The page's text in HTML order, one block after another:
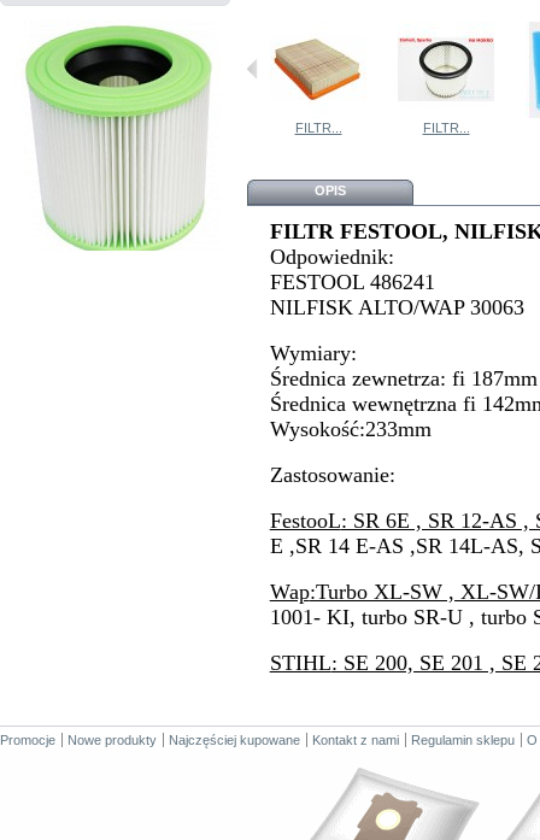
ZESTAW... FILTR... FILTR...
OPIS
FILTR FESTOOL,
Odpowiednik:
FESTOOL 486241
NILFISK ALTO/WAP 30063
Wymiary:
Średnica zewnetrza: fi
Średnica wewnętrzna fi
Wysokość:233mm
Zastosowanie:
FestooL: SR 6E , SR 12-AS
E ,SR 14 E-AS ,SR 14L-AS,
Wap:Turbo XL-SW , XL-
1001- KI, turbo SR-U , turbo
STIHL: SE 200, SE 201 , SE
Promocje Nowe produkty Najczęściej kupowane Kontakt z nami Regulamin sklepu O